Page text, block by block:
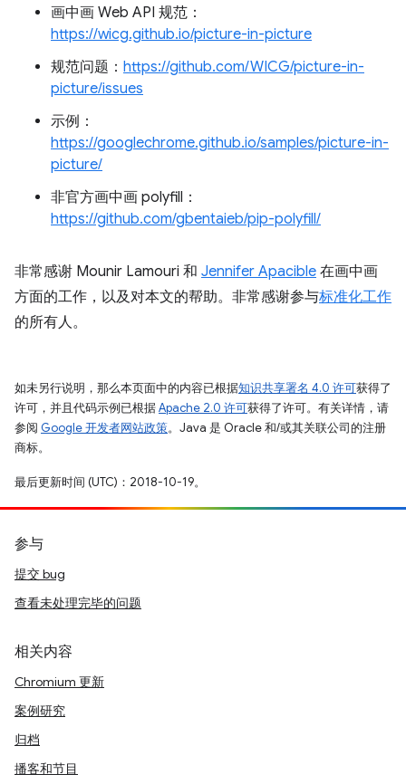
画中画 Web API 规范：
https://wicg.github.io/picture-in-picture
规范问题： https://github.com/WICG/picture-in-
picture/issues
示例：
https://googlechrome.github.io/samples/picture-in-
picture/
非官方画中画 polyfill：
https://github.com/gbentaieb/pip-polyfill/
非常感谢 Mounir Lamouri 和 Jennifer Apacible 在画中画
方面的工作，以及对本文的帮助。非常感谢参与标准化工作
的所有人。
如未另行说明，那么本页面中的内容已根据知识共享署名 4.0 许可获得了
许可，并且代码示例已根据Apache 2.0 许可获得了许可。有关详情，请
参阅 Google 开发者网站政策。Java 是 Oracle 和/或其关联公司的注册
商标。
最后更新时间 (UTC)：2018-10-19。
参与
提交 bug
查看未处理完毕的问题
相关内容
Chromium 更新
案例研究
归档
播客和节目